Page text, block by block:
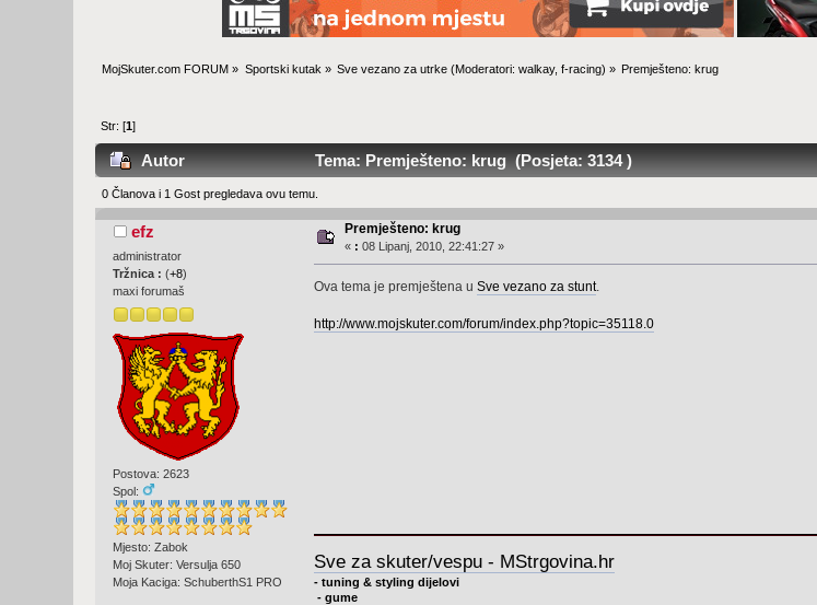
MojSkuter.com FORUM » Sportski kutak » Sve vezano za utrke (Moderatori:walkay,f-racing) » Premješteno: krug
Str: [1]
Autor Tema: Premješteno: krug (Posjeta: 3134 )
0 Članova i 1 Gost pregledava ovu temu.
efz
administrator
Tržnica :(+8)
maxi forumaš
Postova: 2623
Spol:
Mjesto: Zabok
Moj Skuter: Versulja 650
Moja Kaciga: SchuberthS1 PRO
Premješteno: krug
« : 08 Lipanj, 2010, 22:41:27 »
Ova tema je premještena u Sve vezano za stunt.
http://www.mojskuter.com/forum/index.php?topic=35118.0
Sve za skuter/vespu - MStrgovina.hr
- tuning & styling dijelovi
- gume